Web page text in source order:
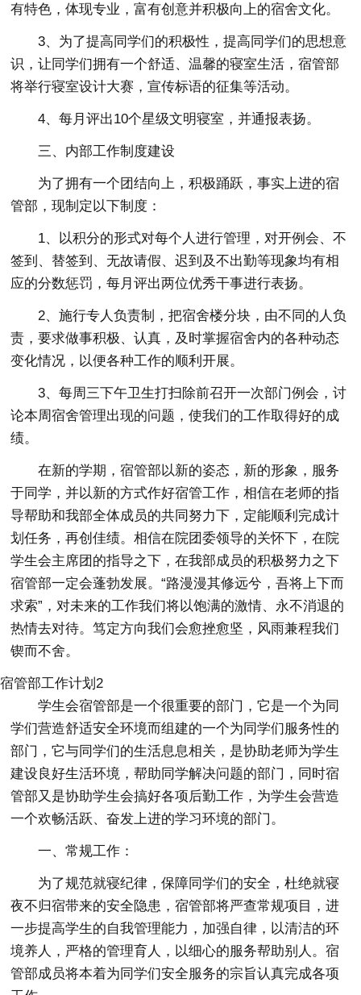
有特色，体现专业，富有创意并积极向上的宿舍文化。
3、为了提高同学们的积极性，提高同学们的思想意
识，让同学们拥有一个舒适、温馨的寝室生活，宿管部
将举行寝室设计大赛，宣传标语的征集等活动。
4、每月评出10个星级文明寝室，并通报表扬。
三、内部工作制度建设
为了拥有一个团结向上，积极踊跃，事实上进的宿
管部，现制定以下制度：
1、以积分的形式对每个人进行管理，对开例会、不
签到、替签到、无故请假、迟到及不出勤等现象均有相
应的分数惩罚，每月评出两位优秀干事进行表扬。
2、施行专人负责制，把宿舍楼分块，由不同的人负
责，要求做事积极、认真，及时掌握宿舍内的各种动态
变化情况，以便各种工作的顺利开展。
3、每周三下午卫生打扫除前召开一次部门例会，讨
论本周宿舍管理出现的问题，使我们的工作取得好的成
绩。
在新的学期，宿管部以新的姿态，新的形象，服务
于同学，并以新的方式作好宿管工作，相信在老师的指
导帮助和我部全体成员的共同努力下，定能顺利完成计
划任务，再创佳绩。相信在院团委领导的关怀下，在院
学生会主席团的指导之下，在我部成员的积极努力之下
宿管部一定会蓬勃发展。“路漫漫其修远兮，吾将上下而
求索”，对未来的工作我们将以饱满的激情、永不消退的
热情去对待。笃定方向我们会愈挫愈坚，风雨兼程我们
锲而不舍。
宿管部工作计划2
学生会宿管部是一个很重要的部门，它是一个为同
学们营造舒适安全环境而组建的一个为同学们服务性的
部门，它与同学们的生活息息相关，是协助老师为学生
建设良好生活环境，帮助同学解决问题的部门，同时宿
管部又是协助学生会搞好各项后勤工作，为学生会营造
一个欢畅活跃、奋发上进的学习环境的部门。
一、常规工作：
为了规范就寝纪律，保障同学们的安全，杜绝就寝
夜不归宿带来的安全隐患，宿管部将严查常规项目，进
一步提高学生的自我管理能力，加强自律，以清洁的环
境养人，严格的管理育人，以细心的服务帮助别人。宿
管部成员将本着为同学们安全服务的宗旨认真完成各项